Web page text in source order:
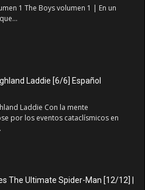
1 The Boys volumen 1 | En un
Laddie [6/6] Español
Laddie Con la mente
por los eventos cataclísmicos en
The Ultimate Spider-Man [12/12] |